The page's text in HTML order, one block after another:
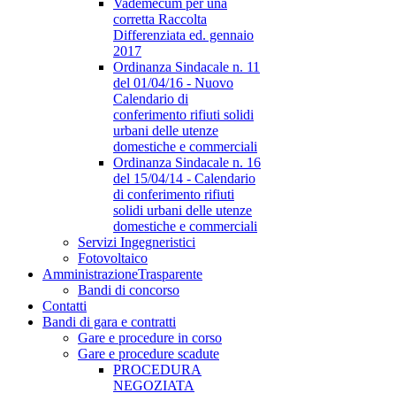
Vademecum per una
corretta Raccolta
Differenziata ed. gennaio
2017
Ordinanza Sindacale n. 11
del 01/04/16 - Nuovo
Calendario di
conferimento rifiuti solidi
urbani delle utenze
domestiche e commerciali
Ordinanza Sindacale n. 16
del 15/04/14 - Calendario
di conferimento rifiuti
solidi urbani delle utenze
domestiche e commerciali
Servizi Ingegneristici
Fotovoltaico
AmministrazioneTrasparente
Bandi di concorso
Contatti
Bandi di gara e contratti
Gare e procedure in corso
Gare e procedure scadute
PROCEDURA
NEGOZIATA